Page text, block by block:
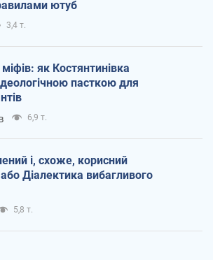
ютуб
3,4 т.
як Костянтинівка
пасткою для
6,9 т.
і, схоже, корисний
Діалектика вибагливого
5,8 т.